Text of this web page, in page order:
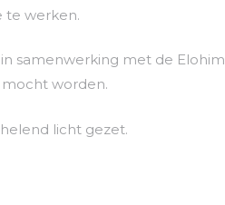
te werken.
samenwerking met de Elohim
worden.
licht gezet.